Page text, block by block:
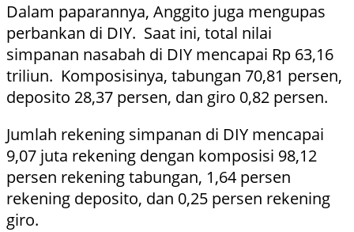
Dalam paparannya, Anggito juga mengupas
perbankan di DIY. Saat ini, total nilai
simpanan nasabah di DIY mencapai Rp 63,16
triliun. Komposisinya, tabungan 70,81 persen,
deposito 28,37 persen, dan giro 0,82 persen.
Jumlah rekening simpanan di DIY mencapai
9,07 juta rekening dengan komposisi 98,12
persen rekening tabungan, 1,64 persen
rekening deposito, dan 0,25 persen rekening
giro.